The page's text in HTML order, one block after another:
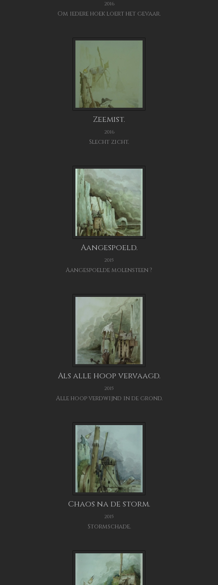
2016
Om iedere hoek loert het gevaar.
Zeemist.
2016
Slecht zicht.
Aangespoeld.
2015
Aangespoelde molensteen ?
Als alle hoop vervaagd.
2015
Alle hoop verdwijnd in de grond.
Chaos na de storm.
2015
Stormschade.